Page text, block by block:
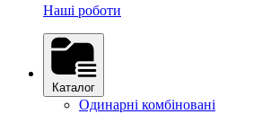
Наші роботи
Каталог
Одинарні комбіновані